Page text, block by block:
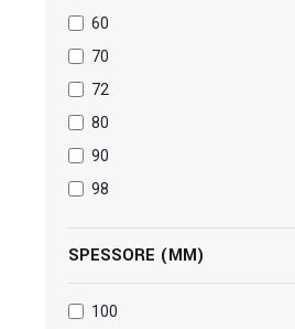
60
70
72
80
90
98
SPESSORE (MM)
100